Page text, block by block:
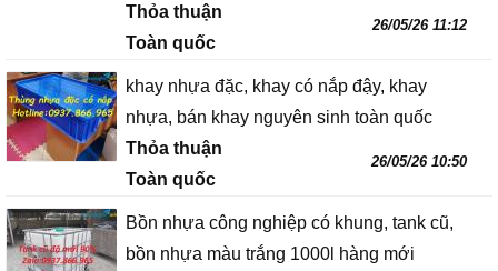
Thỏa thuận
Toàn quốc
26/05/26 11:12
khay nhựa đặc, khay có nắp đậy, khay
nhựa, bán khay nguyên sinh toàn quốc
Thỏa thuận
Toàn quốc
26/05/26 10:50
Bồn nhựa công nghiệp có khung, tank cũ,
bồn nhựa màu trắng 1000l hàng mới